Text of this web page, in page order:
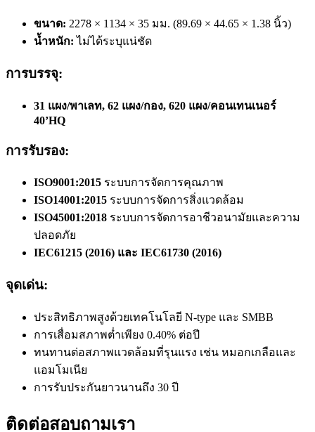
ขนาด: 2278 × 1134 × 35 มม. (89.69 × 44.65 × 1.38 นิ้ว)
น้ำหนัก: ไม่ได้ระบุแน่ชัด
การบรรจุ:
31 แผง/พาเลท, 62 แผง/กอง, 620 แผง/คอนเทนเนอร์
40’HQ
การรับรอง:
ISO9001:2015 ระบบการจัดการคุณภาพ
ISO14001:2015 ระบบการจัดการสิ่งแวดล้อม
ISO45001:2018 ระบบการจัดการอาชีวอนามัยและความ
ปลอดภัย
IEC61215 (2016) และ IEC61730 (2016)
จุดเด่น:
ประสิทธิภาพสูงด้วยเทคโนโลยี N-type และ SMBB
การเสื่อมสภาพต่ำเพียง 0.40% ต่อปี
ทนทานต่อสภาพแวดล้อมที่รุนแรง เช่น หมอกเกลือและ
แอมโมเนีย
การรับประกันยาวนานถึง 30 ปี
ติดต่อสอบถามเรา